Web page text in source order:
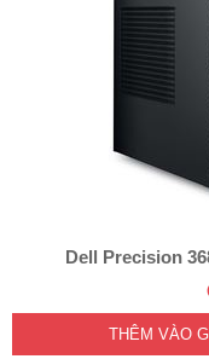
Dell Precision